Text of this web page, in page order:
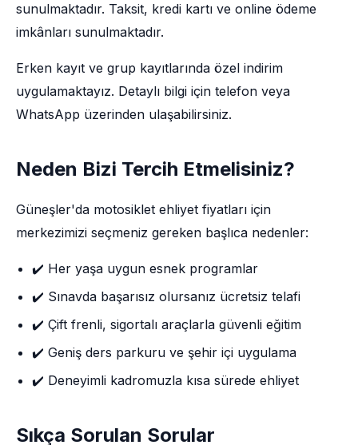
sunulmaktadır. Taksit, kredi kartı ve online ödeme
imkânları sunulmaktadır.
Erken kayıt ve grup kayıtlarında özel indirim
uygulamaktayız. Detaylı bilgi için telefon veya
WhatsApp üzerinden ulaşabilirsiniz.
Neden Bizi Tercih Etmelisiniz?
Güneşler'da motosiklet ehliyet fiyatları için
merkezimizi seçmeniz gereken başlıca nedenler:
✔️ Her yaşa uygun esnek programlar
✔️ Sınavda başarısız olursanız ücretsiz telafi
✔️ Çift frenli, sigortalı araçlarla güvenli eğitim
✔️ Geniş ders parkuru ve şehir içi uygulama
✔️ Deneyimli kadromuzla kısa sürede ehliyet
Sıkça Sorulan Sorular